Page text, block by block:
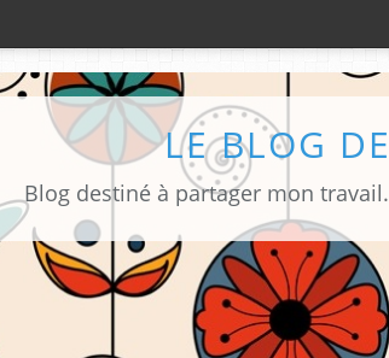
LE BLOG
Blog destiné à partager mon